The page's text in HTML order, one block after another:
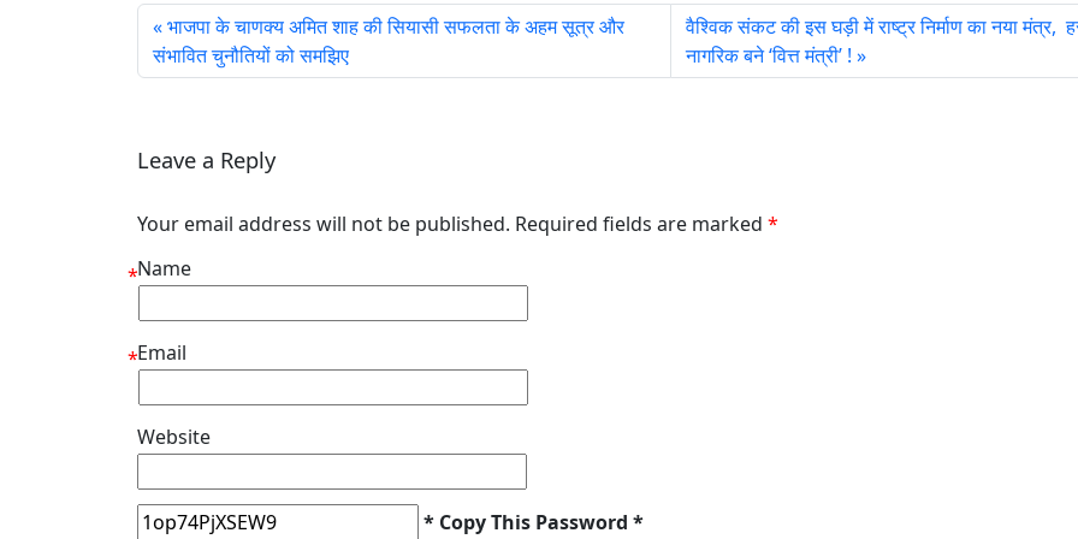
भाजपा के चाणक्य अमित शाह की सियासी सफलता के अहम सूत्र और
संभावित चुनौतियों को समझिए
वैश्विक संकट की इस घड़ी में राष्ट्र निर्माण का नया मंत्र,
नागरिक बने ‘वित्त मंत्री’ !
Leave a Reply
Your email address will not be published. Required fields are marked *
Name
*
Email
*
Website
* Copy This Password *